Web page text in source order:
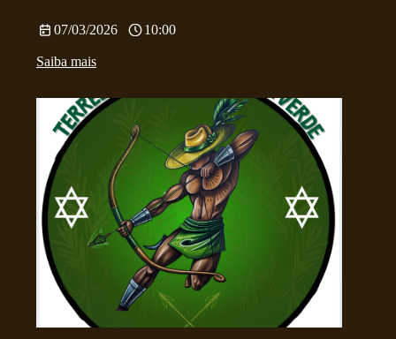
07/03/2026 10:00
Saiba mais